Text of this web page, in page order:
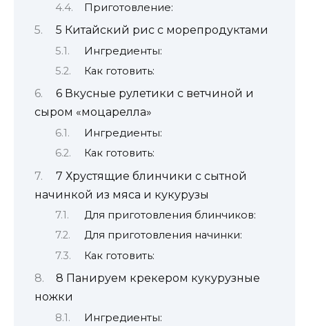
Приготовление:
5 Китайский рис с морепродуктами
Ингредиенты:
Как готовить:
6 Вкусные рулетики с ветчиной и
сыром «моцарелла»
Ингредиенты:
Как готовить:
7 Хрустящие блинчики с сытной
начинкой из мяса и кукурузы
Для приготовления блинчиков:
Для приготовления начинки:
Как готовить:
8 Панируем крекером кукурузные
ножки
Ингредиенты: